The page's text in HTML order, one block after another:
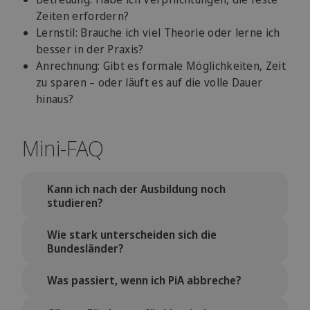
Zeiten erfordern?
Lernstil: Brauche ich viel Theorie oder lerne ich
besser in der Praxis?
Anrechnung: Gibt es formale Möglichkeiten, Zeit
zu sparen – oder läuft es auf die volle Dauer
hinaus?
Mini-FAQ
Kann ich nach der Ausbildung noch
studieren?
Ja. Mit abgeschlossener Erzieher:innen-
Ausbildung hast du in den meisten
auch ohne Abitur. Studiengänge wie
Kindheitspädagogik, Soziale Arbeit oder
Wie stark unterscheiden sich die
Bundesländer?
Massiv. Bayern hat andere
Zugangsvoraussetzungen als NRW, Berlin
Was passiert, wenn ich PiA abbreche?